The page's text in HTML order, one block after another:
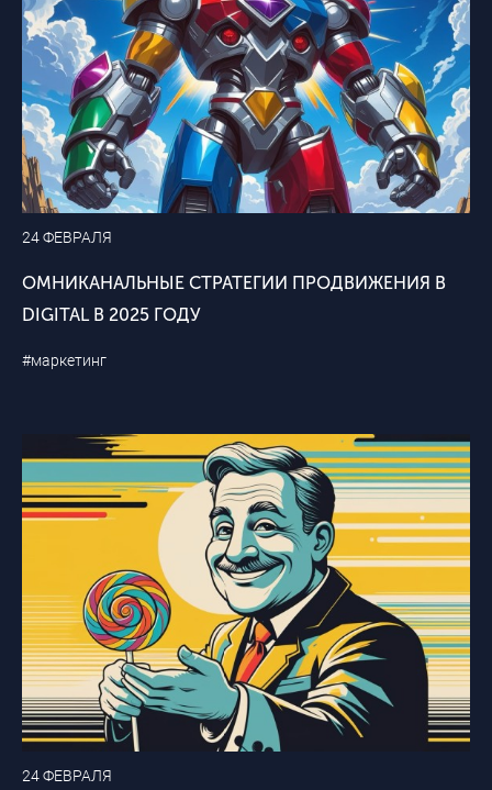
24 ФЕВРАЛЯ
ОМНИКАНАЛЬНЫЕ СТРАТЕГИИ ПРОДВИЖЕНИЯ В
DIGITAL В 2025 ГОДУ
#маркетинг
24 ФЕВРАЛЯ